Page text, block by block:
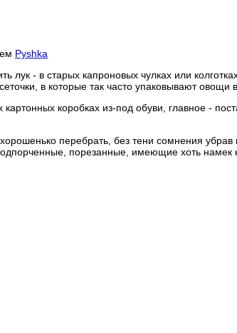
Pyshka
лук - в старых капроновых чулках или
в которые так часто упаковывают овощи
коробках из-под обуви, главное -
перебрать, без тени сомнения убрав
порезанные, имеющие хоть намек